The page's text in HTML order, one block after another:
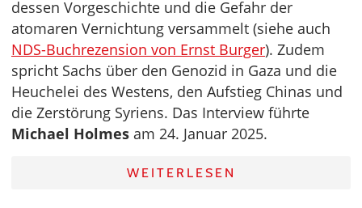
dessen Vorgeschichte und die Gefahr der
atomaren Vernichtung versammelt (siehe auch
NDS-Buchrezension von Ernst Burger). Zudem
spricht Sachs über den Genozid in Gaza und die
Heuchelei des Westens, den Aufstieg Chinas und
die Zerstörung Syriens. Das Interview führte
Michael Holmes am 24. Januar 2025.
WEITERLESEN